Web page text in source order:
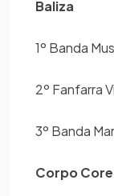
Baliza
1º Banda
2º Fanfarra
3º Banda
Corpo